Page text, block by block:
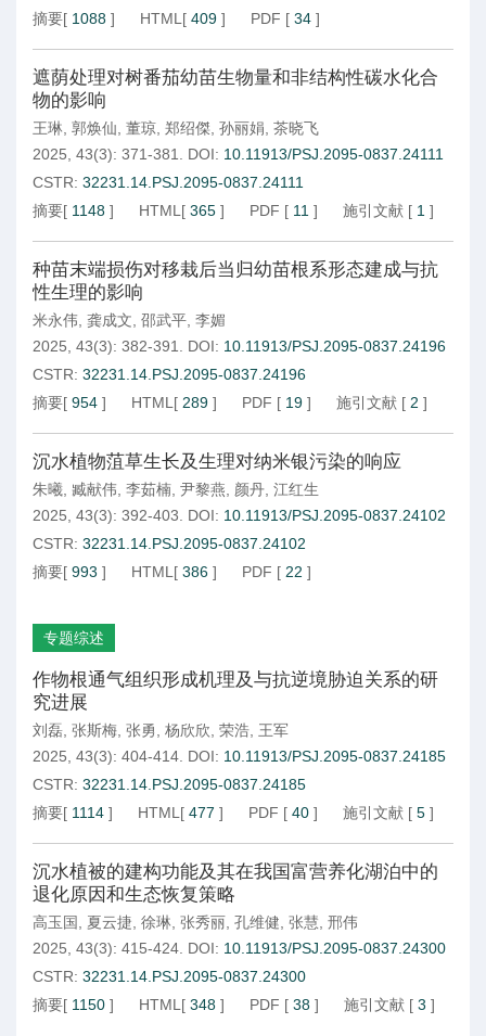
摘要[ 1088 ] HTML [ 409 ] PDF [ 34 ]
遮荫处理对树番茄幼苗生物量和非结构性碳水化合
物的影响
王琳 郭焕仙 董琼 郑绍傑 孙丽娟 茶晓飞
2025, 43(3): 371-381.
DOI: 10.11913/PSJ.2095-0837.24111
CSTR: 32231.14.PSJ.2095-0837.24111
摘要[ 1148 ] HTML [ 365 ] PDF [ 11 ] 施引文献 [ 1 ]
种苗末端损伤对移栽后当归幼苗根系形态建成与抗
性生理的影响
米永伟 龚成文 邵武平 李媚
2025, 43(3): 382-391.
DOI: 10.11913/PSJ.2095-0837.24196
CSTR: 32231.14.PSJ.2095-0837.24196
摘要[ 954 ] HTML [ 289 ] PDF [ 19 ] 施引文献 [ 2 ]
沉水植物菹草生长及生理对纳米银污染的响应
朱曦 臧献伟 李茹楠 尹黎燕 颜丹 江红生
2025, 43(3): 392-403.
DOI: 10.11913/PSJ.2095-0837.24102
CSTR: 32231.14.PSJ.2095-0837.24102
摘要[ 993 ] HTML [ 386 ] PDF [ 22 ]
专题综述
作物根通气组织形成机理及与抗逆境胁迫关系的研
究进展
刘磊 张斯梅 张勇 杨欣欣 荣浩 王军
2025, 43(3): 404-414. DOI: 10.11913/PSJ.2095-0837.24185
CSTR: 32231.14.PSJ.2095-0837.24185
摘要[ 1114 ] HTML [ 477 ] PDF [ 40 ] 施引文献 [ 5 ]
沉水植被的建构功能及其在我国富营养化湖泊中的
退化原因和生态恢复策略
高玉国 夏云捷 徐琳 张秀丽 孔维健 张慧 邢伟
2025, 43(3): 415-424. DOI: 10.11913/PSJ.2095-0837.24300
CSTR: 32231.14.PSJ.2095-0837.24300
摘要[ 1150 ] HTML [ 348 ] PDF [ 38 ] 施引文献 [ 3 ]